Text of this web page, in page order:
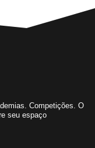
Competições. O
seu espaço